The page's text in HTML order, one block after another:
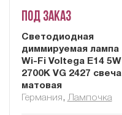
Под заказ
Светодиодная
диммируемая лампа
Wi-Fi Voltega E14 5W
2700K VG 2427 свеча
матовая
Германия , Лампочка